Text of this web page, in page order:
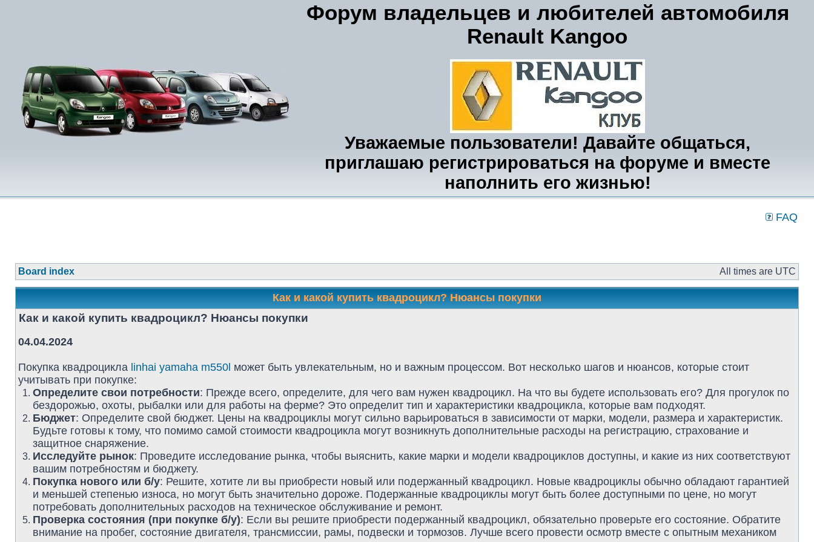
Форум владельцев и любителей автомобиля
Renault Kangoo
Уважаемые пользователи! Давайте общаться,
приглашаю регистрироваться на форуме и вместе
наполнить его жизнью!
FAQ
Board index All times are UTC
Как и какой купить квадроцикл? Нюансы покупки
Как и какой купить квадроцикл? Нюансы покупки
04.04.2024
Покупка квадроцикла linhai yamaha m550l может быть увлекательным, но и важным процессом. Вот несколько шагов и нюансов, которые стоит
учитывать при покупке:
Определите свои потребности: Прежде всего, определите, для чего вам нужен квадроцикл. На что вы будете использовать его? Для прогулок по
бездорожью, охоты, рыбалки или для работы на ферме? Это определит тип и характеристики квадроцикла, которые вам подходят.
Бюджет: Определите свой бюджет. Цены на квадроциклы могут сильно варьироваться в зависимости от марки, модели, размера и характеристик.
Будьте готовы к тому, что помимо самой стоимости квадроцикла могут возникнуть дополнительные расходы на регистрацию, страхование и
защитное снаряжение.
Исследуйте рынок: Проведите исследование рынка, чтобы выяснить, какие марки и модели квадроциклов доступны, и какие из них соответствуют
вашим потребностям и бюджету.
Покупка нового или б/у: Решите, хотите ли вы приобрести новый или подержанный квадроцикл. Новые квадроциклы обычно обладают гарантией
и меньшей степенью износа, но могут быть значительно дороже. Подержанные квадроциклы могут быть более доступными по цене, но могут
потребовать дополнительных расходов на техническое обслуживание и ремонт.
Проверка состояния (при покупке б/у): Если вы решите приобрести подержанный квадроцикл, обязательно проверьте его состояние. Обратите
внимание на пробег, состояние двигателя, трансмиссии, рамы, подвески и тормозов. Лучше всего провести осмотр вместе с опытным механиком